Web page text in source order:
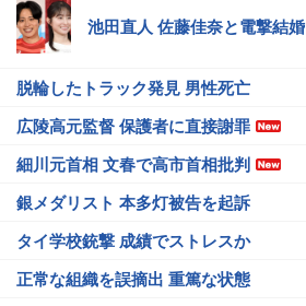
池田直人 佐藤佳奈と電撃結婚
脱輪したトラック発見 男性死亡
広陵高元監督 保護者に直接謝罪
細川元首相 文春で高市首相批判
銀メダリスト 本多灯被告を起訴
タイ学校銃撃 成績でストレスか
正常な組織を誤摘出 重篤な状態